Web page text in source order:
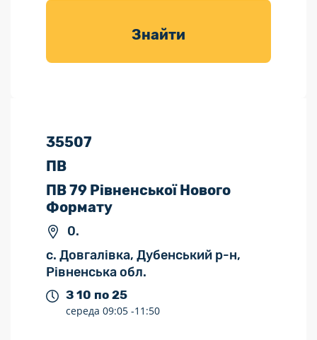
товарів для
Знайти
35507
ПВ
ПВ 79 Рівненської Нового
Формату
0.
с. Довгалівка, Дубенський р-н,
Рівненська обл.
З 10 по 25
середа 09:05 -11:50